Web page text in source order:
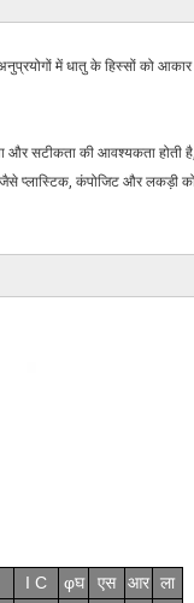
में धातु के हिस्सों को
और सटीकता की आवश्यकता
जैसे प्लास्टिक, कंपोजिट और लकड़ी
I C φघ एस आर ला